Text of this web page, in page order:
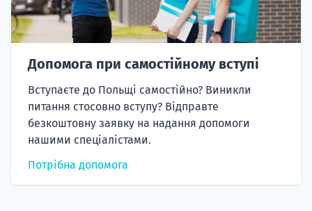
Допомога при самостійному вступі
Вступаєте до Польщі самостійно? Виникли
питання стосовно вступу? Відправте
безкоштовну заявку на надання допомоги
нашими спеціалістами.
Потрібна допомога